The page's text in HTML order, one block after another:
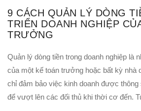
9 CÁCH QUẢN LÝ DÒNG
TRIỂN DOANH NGHIỆP
TRƯỞNG
Quản lý dòng tiền trong doanh nghiệp là
của một kế toán trưởng hoặc bất kỳ nhà
chỉ đảm bảo việc kinh doanh được
để vượt lên các đối thủ khi thời cơ đến.